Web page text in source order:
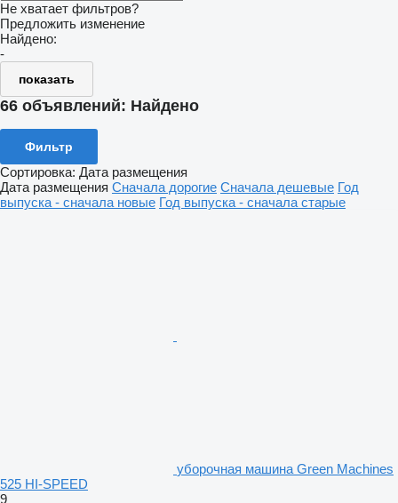
Не хватает фильтров?
Предложить изменение
Найдено:
-
показать
66 объявлений: Найдено
Фильтр
Сортировка: Дата размещения
Дата размещения Сначала дорогие Сначала дешевые Год
выпуска - сначала новые Год выпуска - сначала старые
уборочная машина Green Machines
525 HI-SPEED
9